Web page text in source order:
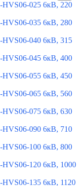
025 6кВ, 220
035 6кВ, 280
040 6кВ, 315
045 6кВ, 400
055 6кВ, 450
065 6кВ, 560
075 6кВ, 630
090 6кВ, 710
100 6кВ, 800
120 6кВ, 1000
135 6кВ, 1120